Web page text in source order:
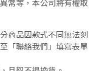
商品因款式不同無法刻
「聯絡我們」填寫表單